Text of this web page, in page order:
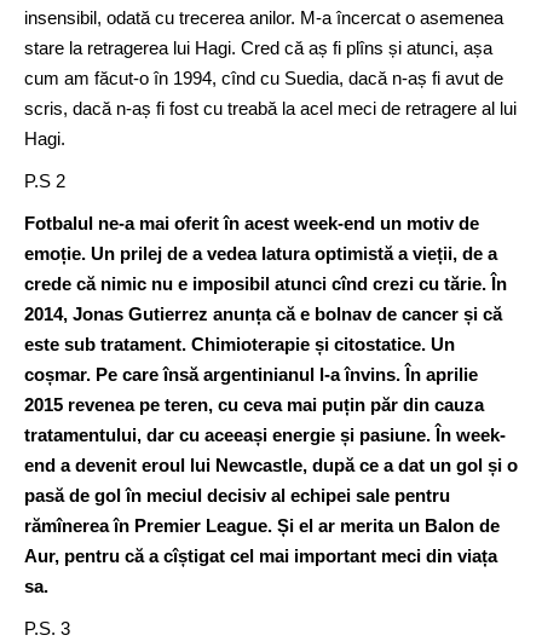
insensibil, odată cu trecerea anilor. M-a încercat o asemenea
stare la retragerea lui Hagi. Cred că aș fi plîns și atunci, așa
cum am făcut-o în 1994, cînd cu Suedia, dacă n-aș fi avut de
scris, dacă n-aș fi fost cu treabă la acel meci de retragere al lui
Hagi.
P.S 2
Fotbalul ne-a mai oferit în acest week-end un motiv de
emoție. Un prilej de a vedea latura optimistă a vieții, de a
crede că nimic nu e imposibil atunci cînd crezi cu tărie. În
2014, Jonas Gutierrez anunța că e bolnav de cancer și că
este sub tratament. Chimioterapie și citostatice. Un
coșmar. Pe care însă argentinianul l-a învins. În aprilie
2015 revenea pe teren, cu ceva mai puțin păr din cauza
tratamentului, dar cu aceeași energie și pasiune. În week-
end a devenit eroul lui Newcastle, după ce a dat un gol și o
pasă de gol în meciul decisiv al echipei sale pentru
rămînerea în Premier League. Și el ar merita un Balon de
Aur, pentru că a cîștigat cel mai important meci din viața
sa.
P.S. 3